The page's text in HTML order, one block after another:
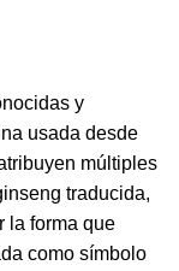
y
usada desde
múltiples
traducida,
la forma que
como símbolo